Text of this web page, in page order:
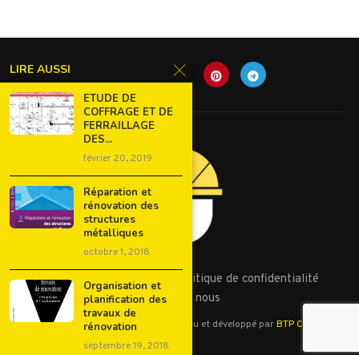
Conditions d’utilisation
Politique de confidentialité
Contactez nous
©2023 - Tous droits réservés. Conçu et développé parBTP Cours
LIRE AUSSI
ETUDE DE
COFFRAGE ET DE
FERRAILLAGE
DES...
février 20, 2019
Réparation et
rénovation des
structures
métalliques
octobre 1, 2018
Organisation et
planification des
travaux de
rénovation
septembre 19, 2018